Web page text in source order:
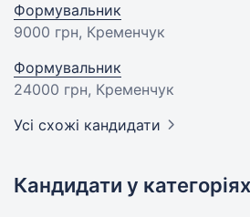
Формувальник
9000 грн, Кременчук
Формувальник
24000 грн, Кременчук
Усі схожі кандидати
Кандидати у категоріях